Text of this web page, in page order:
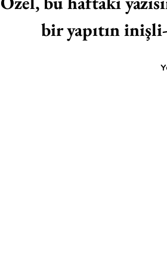
bir yapıtın